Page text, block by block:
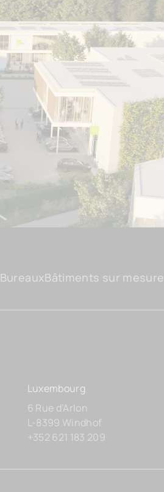
BureauxBâtiments sur mesure
Luxembourg
6 Rue d’Arlon
L-8399 Windhof
+352 621 183 209